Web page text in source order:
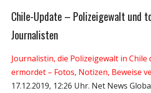
Gesellschaft
Wissenschaft
Chile-Update – Polizeigewalt und
Journalisten
Journalistin, die Polizeigewalt in
ermordet – Fotos, Notizen, Beweise
17.12.2019, 12:26 Uhr. Net News